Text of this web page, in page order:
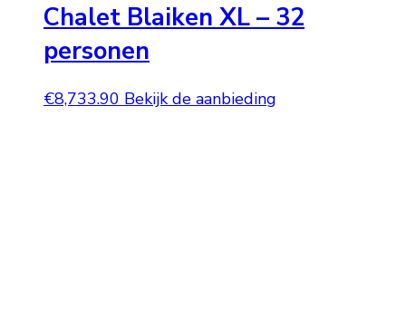
Chalet Blaiken XL – 32
personen
€8,733.90 Bekijk de aanbieding